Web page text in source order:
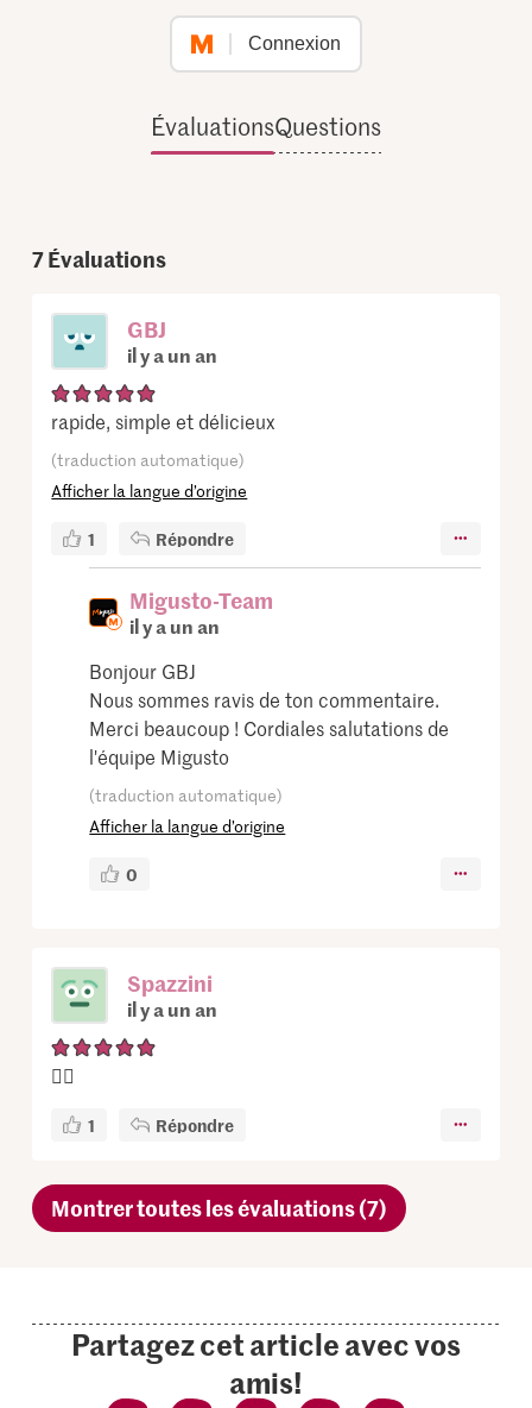
Connexion
ÉvaluationsQuestions
7Évaluations
GBJ
il y a un an
rapide, simple et délicieux
(traduction automatique)
Afficher la langue d’origine
1 Répondre
Migusto-Team
il y a un an
Bonjour GBJ
Nous sommes ravis de ton commentaire.
Merci beaucoup ! Cordiales salutations de
l'équipe Migusto
(traduction automatique)
Afficher la langue d’origine
0
Spazzini
il y a un an
👌🏻
1 Répondre
Montrer toutes les évaluations (7)
Partagez cet article avec vos
amis!